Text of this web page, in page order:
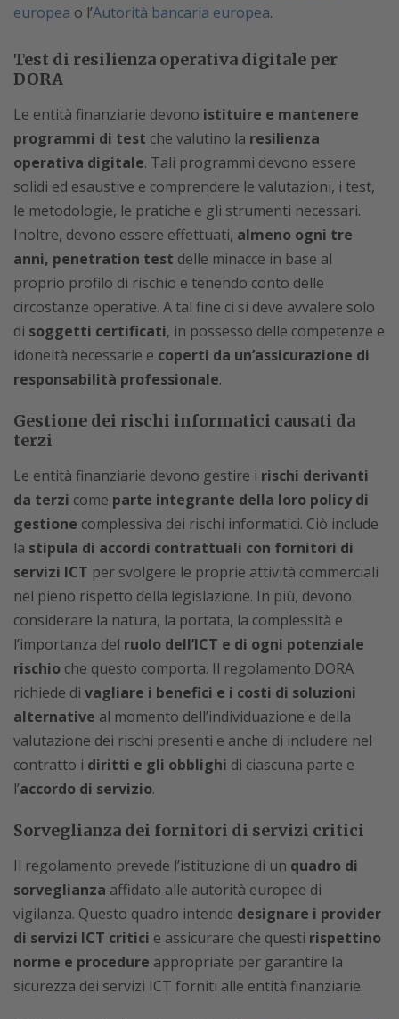
europea o l’Autorità bancaria europea.
Test di resilienza operativa digitale per
DORA
Le entità finanziarie devono istituire e mantenere
programmi di test che valutino la resilienza
operativa digitale. Tali programmi devono essere
solidi ed esaustive e comprendere le valutazioni, i test,
le metodologie, le pratiche e gli strumenti necessari.
Inoltre, devono essere effettuati, almeno ogni tre
anni, penetration test delle minacce in base al
proprio profilo di rischio e tenendo conto delle
circostanze operative. A tal fine ci si deve avvalere solo
di soggetti certificati, in possesso delle competenze e
idoneità necessarie e coperti da un’assicurazione di
responsabilità professionale.
Gestione dei rischi informatici causati da
terzi
Le entità finanziarie devono gestire i rischi derivanti
da terzi come parte integrante della loro policy di
gestione complessiva dei rischi informatici. Ciò include
la stipula di accordi contrattuali con fornitori di
servizi ICT per svolgere le proprie attività commerciali
nel pieno rispetto della legislazione. In più, devono
considerare la natura, la portata, la complessità e
l’importanza del ruolo dell’ICT e di ogni potenziale
rischio che questo comporta. Il regolamento DORA
richiede di vagliare i benefici e i costi di soluzioni
alternative al momento dell’individuazione e della
valutazione dei rischi presenti e anche di includere nel
contratto i diritti e gli obblighi di ciascuna parte e
l’accordo di servizio.
Sorveglianza dei fornitori di servizi critici
Il regolamento prevede l’istituzione di un quadro di
sorveglianza affidato alle autorità europee di
vigilanza. Questo quadro intende designare i provider
di servizi ICT critici e assicurare che questi rispettino
norme e procedure appropriate per garantire la
sicurezza dei servizi ICT forniti alle entità finanziarie.